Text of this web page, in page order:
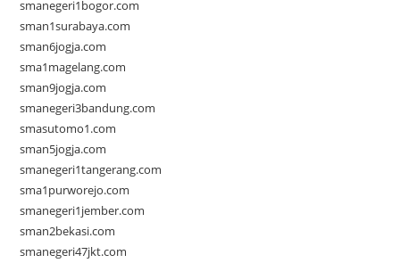
smanegeri1bogor.com
sman1surabaya.com
sman6jogja.com
sma1magelang.com
sman9jogja.com
smanegeri3bandung.com
smasutomo1.com
sman5jogja.com
smanegeri1tangerang.com
sma1purworejo.com
smanegeri1jember.com
sman2bekasi.com
smanegeri47jkt.com